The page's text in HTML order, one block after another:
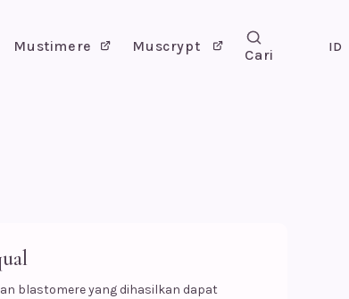
Mustimere Muscrypt
Cari
ID
blastomere yang dihasilkan dapat